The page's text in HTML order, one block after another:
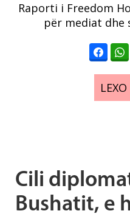
Raporti i Freedom
për mediat dhe
Cili
Bushatit, e